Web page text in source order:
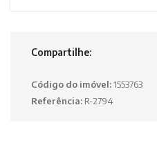
Compartilhe:
Código do imóvel:1553763
Referência: R-2794